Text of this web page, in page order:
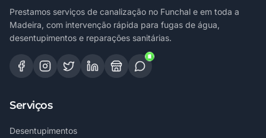
Prestamos serviços de canalização no Funchal e em toda a
Madeira, com intervenção rápida para fugas de água,
desentupimentos e reparações sanitárias.
Serviços
Desentupimentos